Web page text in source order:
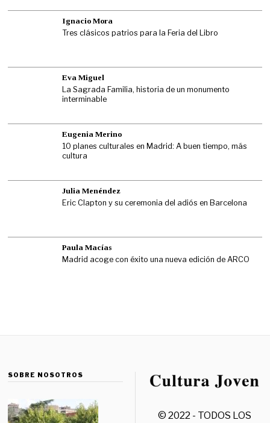
Ignacio Mora
Tres clásicos patrios para la Feria del Libro
Eva Miguel
La Sagrada Familia, historia de un monumento
interminable
Eugenia Merino
10 planes culturales en Madrid: A buen tiempo, más
cultura
Julia Menéndez
Eric Clapton y su ceremonia del adiós en Barcelona
Paula Macías
Madrid acoge con éxito una nueva edición de ARCO
SOBRE NOSOTROS
© 2022 - TODOS LOS